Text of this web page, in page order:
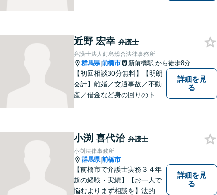
ので、相談すべきかどうかで
迷わずにお気軽にご相談くだ
さい。
近野 宏幸 弁護士
弁護士法人釘島総合法律事務所
群馬県|前橋市 新前橋駅 から徒歩8分
【初回相談30分無料】【明朗
会計】離婚／交通事故／不動
産／借金など身の回りのトラ
くアドバイスを行い、皆さま
のニーズに沿った迅速な解決
を目指します。
詳細を見
る
小渕 喜代治 弁護士
小渕法律事務所
群馬県|前橋市
【前橋市で弁護士実務３４年
超の経験・実績】【お一人で
悩むよりまず相談を】法的ト
詳細を見
る